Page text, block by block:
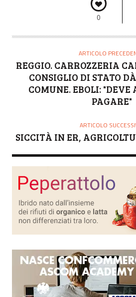
0
ARTICOLO
REGGIO. CARROZZERIA
CONSIGLIO DI STATO
COMUNE. EBOLI: "DEVE
PAGARE"
ARTICOLO
SICCITÀ IN ER,